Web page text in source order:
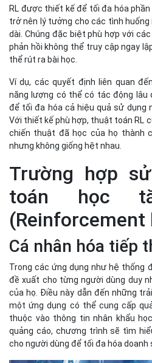
nhưng không giống hệt nhau.
Trường hợp
toán học
(Reinforcement
Cá nhân hóa tiếp
Trong các ứng dụng như hệ thống
đề xuất cho từng người dùng duy
của họ. Điều này dẫn đến những
một ứng dụng có thể cung cấp
thuộc vào thông tin nhân khẩu
quảng cáo, chương trình sẽ tìm
cho người dùng để tối đa hóa doanh